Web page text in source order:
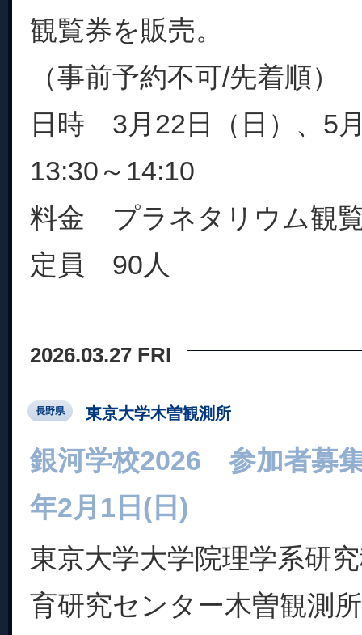
観覧券を販売。
（事前予約不可/先着順）
日時 3月22日（日）、5
13:30～14:10
料金 プラネタリウム観
定員 90人
2026.03.27 FRI
長野県 東京大学木曽観測所
銀河学校2026 参加者募
年2月1日(日)
東京大学大学院理学系研
育研究センター木曽観測